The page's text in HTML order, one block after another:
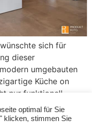
sich für
dieser
umgebauten
Küche on
nur funktionell
das
unterstreicht. Die
von Produkt- und
optimal für Sie
klicken, stimmen Sie